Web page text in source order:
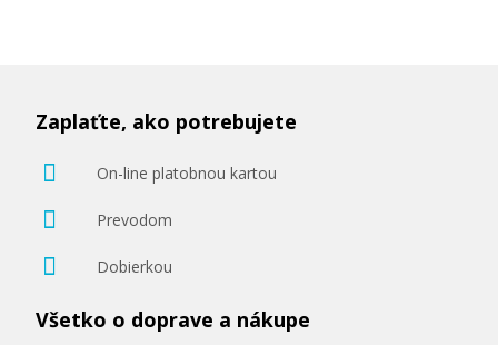
Zaplaťte, ako potrebujete
On-line platobnou kartou
Prevodom
Dobierkou
Všetko o doprave a nákupe